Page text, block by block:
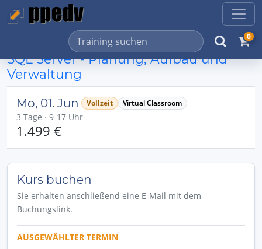
0
SQL Server - Planung, Aufbau und
Verwaltung
Mo, 01. Jun Vollzeit Virtual Classroom
3 Tage · 9-17 Uhr
1.499 €
Kurs buchen
Sie erhalten anschließend eine E-Mail mit dem
Buchungslink.
AUSGEWÄHLTER TERMIN